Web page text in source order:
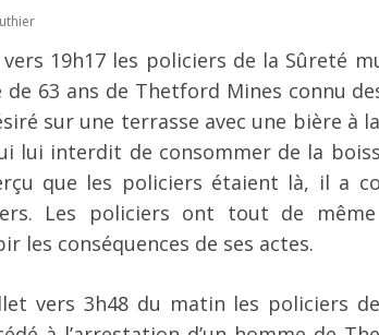
19h17 les policiers de la Sûreté
de 63 ans de Thetford Mines connu
sur une terrasse avec une bière à
lui interdit de consommer de la
que les policiers étaient là, il a
Les policiers ont tout de
les conséquences de ses actes.
vers 3h48 du matin les policiers